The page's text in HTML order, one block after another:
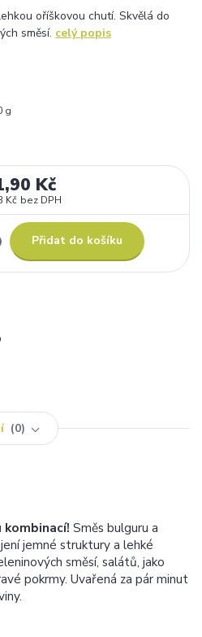
oříškovou chutí. Skvělá do
směsí. celý popis
g
Kč
Kč bez DPH
Přidat do košíku
0
kombinací! Směs bulguru a
jemné struktury a lehké
směsí, salátů, jako
pokrmy. Uvařená za pár minut